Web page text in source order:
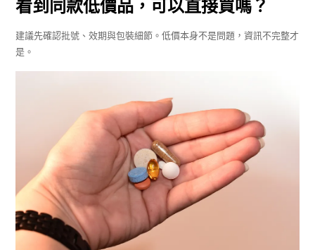
看到同款低價品，可以直接買嗎？
建議先確認批號、效期與包裝細節。低價本身不是問題，資訊不完整才
是。